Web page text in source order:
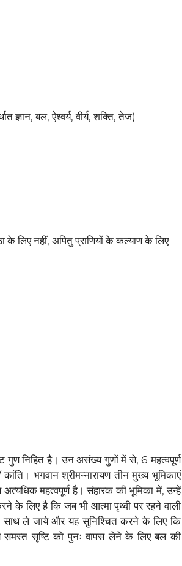
ज्ञान, बल, ऐश्वर्य, वीर्य, शक्ति, तेज)
के लिए नहीं, अपितु प्राणियों के कल्याण के लिए
गुण निहित है। उन असंख्य गुणों में से, 6 महत्वपूर्ण
कांति। भगवान श्रीमन्नारायण तीन मुख्य भूमिकाएं
महत्वपूर्ण है। संहारक की भूमिका में, उन्हें
के लिए है कि जब भी आत्मा पृथ्वी पर रहने वाली
साथ ले जाये और यह सुनिश्चित करने के लिए कि
सृष्टि को पुनः वापस लेने के लिए बल की